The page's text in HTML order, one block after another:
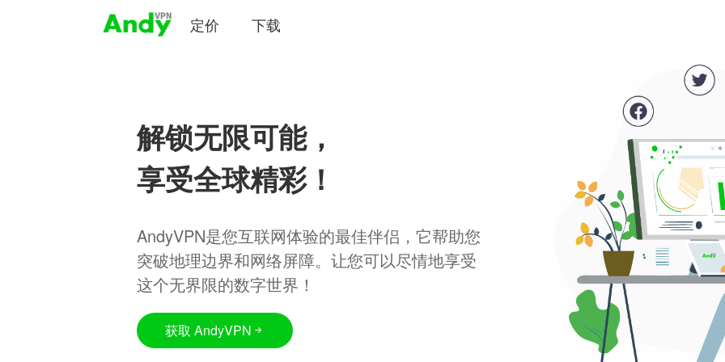
定价 下载
解锁无限可能，
享受全球精彩！
AndyVPN是您互联网体验的最佳伴侣，它帮助您
突破地理边界和网络屏障。让您可以尽情地享受
这个无界限的数字世界！
获取 AndyVPN